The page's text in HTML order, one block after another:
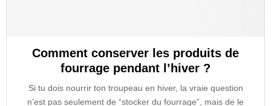
Comment conserver les produits de
fourrage pendant l’hiver ?
Si tu dois nourrir ton troupeau en hiver, la vraie question
n’est pas seulement de “stocker du fourrage”, mais de le